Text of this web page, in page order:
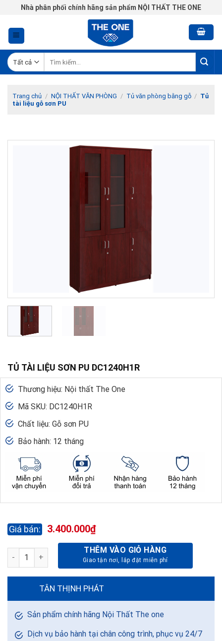
Chuyển
nội
dung
Nhà phân phối chính hãng sản phẩm NỘI THẤT THE ONE
kiếm:
Trang chủ / NỘI THẤT VĂN PHÒNG / Tủ văn phòng bằng gỗ / Tủ
tài liệu gỗ sơn PU
TỦ TÀI LIỆU SƠN PU DC1240H1R
Thương hiệu: Nội thất The One
Mã SKU: DC1240H1R
Chất liệu: Gỗ sơn PU
Bảo hành: 12 tháng
3.400.000₫
TỦ TÀI LIỆU SƠN PU DC1240H1R số lượng
THÊM VÀO GIỎ HÀNG
TÂN THỊNH PHÁT
Sản phẩm chính hãng Nội Thất The one
Dịch vụ bảo hành tại chân công trình, phục vụ 24/7